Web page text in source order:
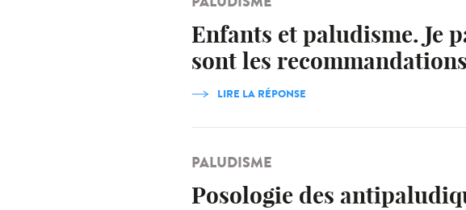
Enfants et paludisme. Je
sont les
LIRE LA RÉPONSE
PALUDISME
Posologie des